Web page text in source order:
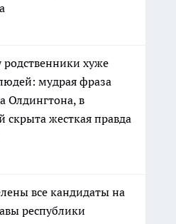
хуже
мудрая фраза
Олдингтона, в
скрыта жесткая правда
все кандидаты на
республики